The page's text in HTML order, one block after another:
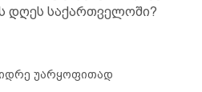
დღეს საქართველოში?
უარყოფითად